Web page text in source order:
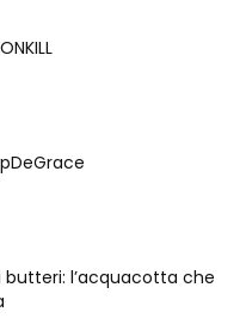
butteri: l’acquacotta che